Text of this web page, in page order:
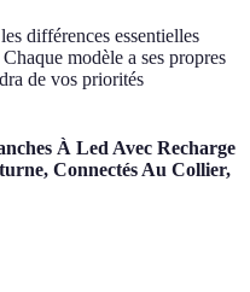
différences essentielles
modèle a ses propres
de vos priorités
À Led Avec Recharge
Connectés Au Collier,